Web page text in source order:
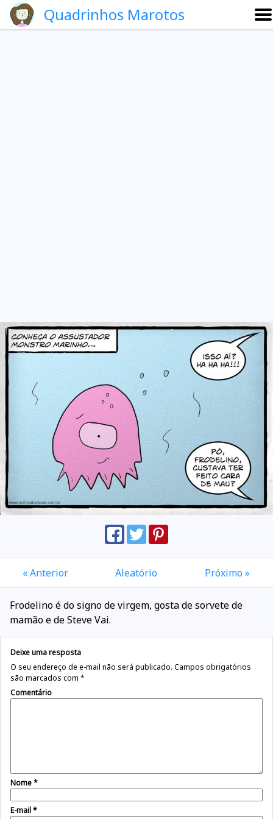
Quadrinhos Marotos
« Anterior Aleatório Próximo »
Frodelino é do signo de virgem, gosta de sorvete de
mamão e de Steve Vai.
Deixe uma resposta
O seu endereço de e-mail não será publicado. Campos obrigatórios
são marcados com *
Comentário
Nome*
E-mail*